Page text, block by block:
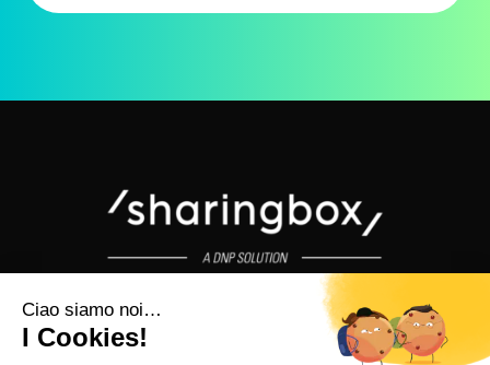
sharingbox © 2026 - All rights reserved